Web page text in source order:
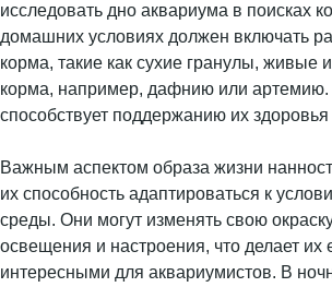
исследовать дно аквариума в поисках
домашних условиях должен включать
корма, такие как сухие гранулы, живые
корма, например, дафнию или артемию.
способствует поддержанию их здоровья
Важным аспектом образа жизни
их способность адаптироваться к
среды. Они могут изменять свою
освещения и настроения, что делает
интересными для аквариумистов. В